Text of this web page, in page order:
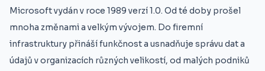
Microsoft vydán v roce 1989 verzí 1.0. Od té doby prošel
mnoha změnami a velkým vývojem. Do firemní
infrastruktury přináší funkčnost a usnadňuje správu dat a
údajů v organizacích různých velikostí, od malých podniků